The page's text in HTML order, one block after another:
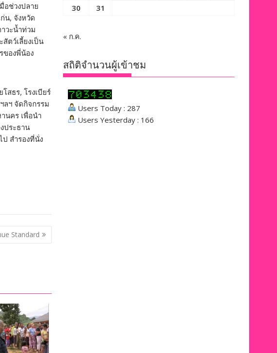
อช่วงปลาย
น, จังหวัด
วะน้ำท่วม
ตว์เลี้ยงเป็น
ของพี่น้อง
สธร, โรงเบียร์
ลฯ จัดกิจกรรม
นคร เพื่อนำ
ประธาน
สำรองที่นั่ง
Standard
30
31
« ก.ค.
สถิติจำนวนผู้เข้าชม
Users Today : 287
Users Yesterday : 166